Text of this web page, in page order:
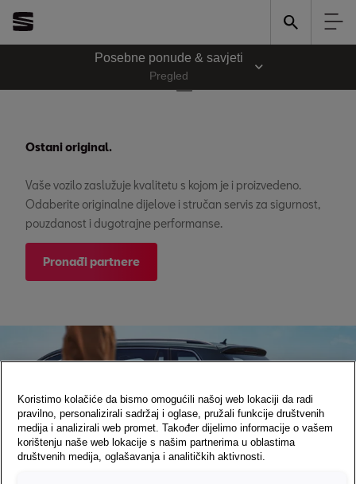
Posebne ponude & savjeti
Pregled
Ostani original.
Vaše vozilo zaslužuje kvalitetu s kojom je i proizvedeno.
Odaberite originalne dijelove i stručan servis za sigurnost,
pouzdanost i dugotrajne performanse.
Pronađi partnere
Koristimo kolačiće da bismo omogućili našoj web lokaciji da radi
pravilno, personalizirali sadržaj i oglase, pružali funkcije društvenih
medija i analizirali web promet. Također dijelimo informacije o vašem
korištenju naše web lokacije s našim partnerima u oblastima
društvenih medija, oglašavanja i analitičkih aktivnosti.